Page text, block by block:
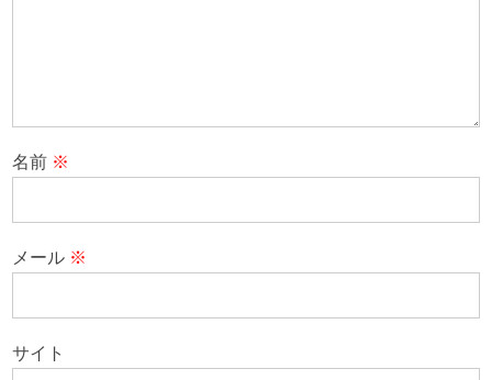
名前 ※
メール ※
サイト